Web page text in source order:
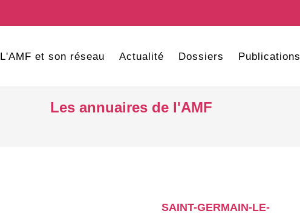
L'AMF et son réseau Actualité Dossiers Publications
Les annuaires de l'AMF
SAINT-GERMAIN-LE-